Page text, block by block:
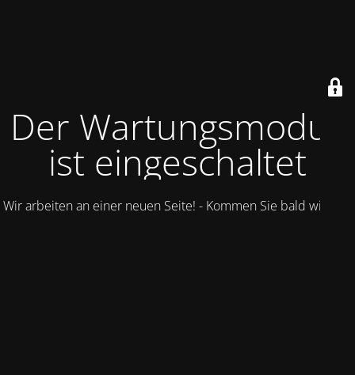
Der Wartungsmodus
ist eingeschaltet
Wir arbeiten an einer neuen Seite! - Kommen Sie bald wieder.